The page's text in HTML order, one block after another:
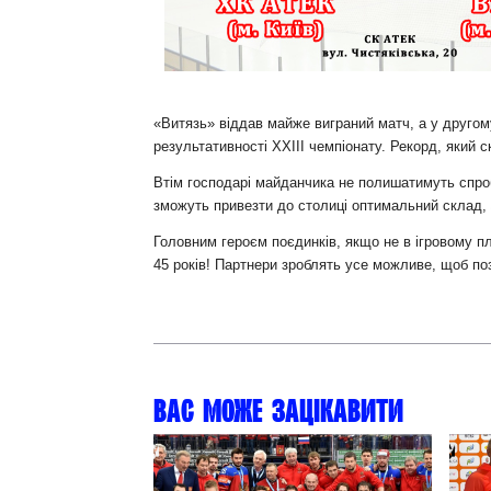
«Витязь» віддав майже виграний матч, а у
результативності ХХІІІ чемпіонату. Рекорд, який
Втім господарі майданчика не полишатимуть
зможуть привезти до столиці оптимальний склад,
Головним героєм поєдинків, якщо не в ігровому
45 років! Партнери зроблять усе можливе, щоб
Вас може зацікавити